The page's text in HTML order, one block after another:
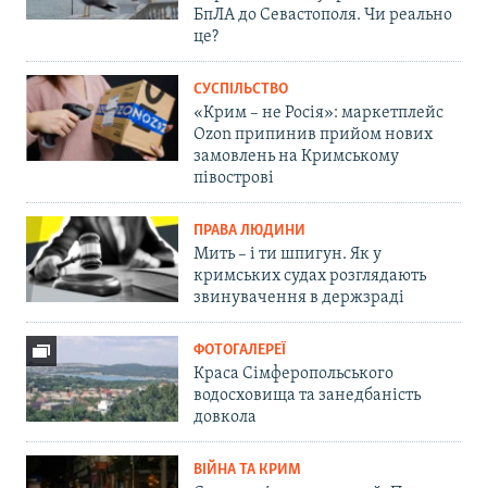
БпЛА до Севастополя. Чи реально
це?
СУСПІЛЬСТВО
«Крим – не Росія»: маркетплейс
Ozon припинив прийом нових
замовлень на Кримському
півострові
ПРАВА ЛЮДИНИ
Мить – і ти шпигун. Як у
кримських судах розглядають
звинувачення в держзраді
ФОТОГАЛЕРЕЇ
Краса Сімферопольського
водосховища та занедбаність
довкола
ВІЙНА ТА КРИМ